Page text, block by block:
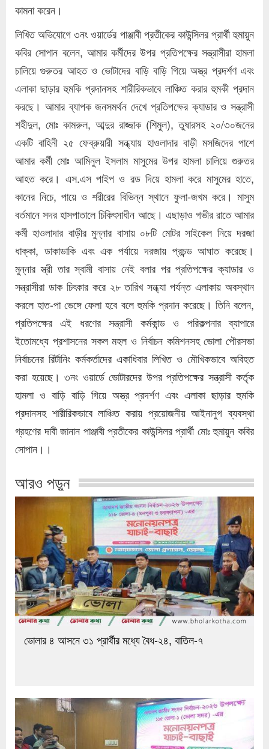
কামনা করেন।
লিখিত অভিযোগে ৩নং ওয়ার্ডের পাঞ্জাবী প্রতীকের কাউন্সিলর প্রার্থী হুমায়ুন
কবির সোপান বলেন, আমার কর্মীদের উপর প্রতিপক্ষের সন্ত্রাসীরা হামলা
চালিয়ে গুরুতর আহত ও ভোটাদের বাড়ি বাড়ি গিয়ে অস্ত্র প্রদর্শণ এবং
এলাকা ছাড়ার হুমকি প্রদানসহ শারীরিকভাবে লাঞ্চিত করার হুমকী প্রদান
করছে। আমার ব্যাপক জনসমর্থন দেখে প্রতিপক্ষের ক্যাডার ও সন্ত্রাসী
শহীদুল, মোঃ কামরুল, আব্দুর রাজ্জাক (শিমুল), তুষারসহ ২০/৩০জনের
একটি বাহিনী ২৫ ফেব্রুয়ারী সন্ধ্যায় হাওলাদার বাড়ী মসজিদের পাশে
আমার কর্মী মোঃ আমিনুল ইসলাম মাসুমের উপর হামলা চালিয়ে গুরুতর
আহত করে। এস.এস পাইপ ও রড দিয়ে হামলা করে মাসুমের হাতে,
কানের নিচে, পায়ে ও শরীরের বিভিন্ন স্থানে ফুলা-জখম করে। মাসুম
বর্তমানে সদর হাসপাতালে চিকিৎসাধীন আছে। এছাড়াও গভীর রাতে আমার
কর্মী হাওলাদার বাড়ীর মুন্নার বাসায় ০৮টি মোটর সাইকেল নিয়ে দরজা
ধাক্কা, ডাকাডাকি এবং এক পর্যায়ে দরজায় প্রচন্ড আঘাত করেছে।
মুন্নার স্ত্রী তার স্বামী বাসায় নেই বলার পর প্রতিপক্ষের ক্যাডার ও
সন্ত্রাসীরা ডাক চিৎকার করে ২৮ তারিখ সন্ধ্যা পর্যন্ত এলাকায় অবস্থান
করলে হাত-পা ভেঙ্গে ফেলা হবে বলে হুমকি প্রদান করেছে। তিনি বলেন,
প্রতিপক্ষের এই ধরণের সন্ত্রাসী কর্মকান্ড ও পরিকল্পনার ব্যাপারে
ইতোমধ্যে প্রশাসনের সকল মহল ও নির্বাচন কমিশনসহ ভোলা পৌরসভা
নির্বাচনের রির্টানিং কর্মকর্তাদের একাধিবার লিখিত ও মৌখিকভাবে অবিহত
করা হয়েছে। ৩নং ওয়ার্ডে ভোটারদের উপর প্রতিপক্ষের সন্ত্রাসী কর্তৃক
হামলা ও বাড়ি বাড়ি গিয়ে অস্ত্র প্রদর্শণ এবং এলাকা ছাড়ার হুমকি
প্রদানসহ শারীরিকভাবে লাঞ্চিত করায় প্রয়োজনীয় আইনানুগ ব্যবস্থা
গ্রহণের দাবী জানান পাঞ্জাবী প্রতীকের কাউন্সিলর প্রার্থী মোঃ হুমায়ুন কবির
সোপান।।
আরও পড়ুন
ভোলার ৪ আসনে ৩১ প্রার্থীর মধ্যে বৈধ-২৪, বাতিল-৭